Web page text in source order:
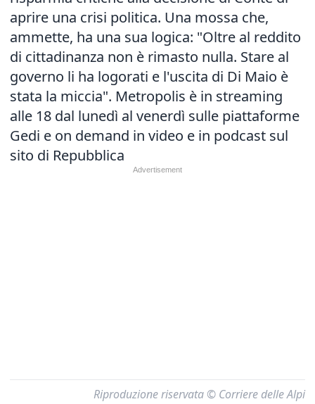
aprire una crisi politica. Una mossa che,
ammette, ha una sua logica: "Oltre al reddito
di cittadinanza non è rimasto nulla. Stare al
governo li ha logorati e l'uscita di Di Maio è
stata la miccia". Metropolis è in streaming
alle 18 dal lunedì al venerdì sulle piattaforme
Gedi e on demand in video e in podcast sul
sito di Repubblica
Riproduzione riservata © Corriere delle Alpi